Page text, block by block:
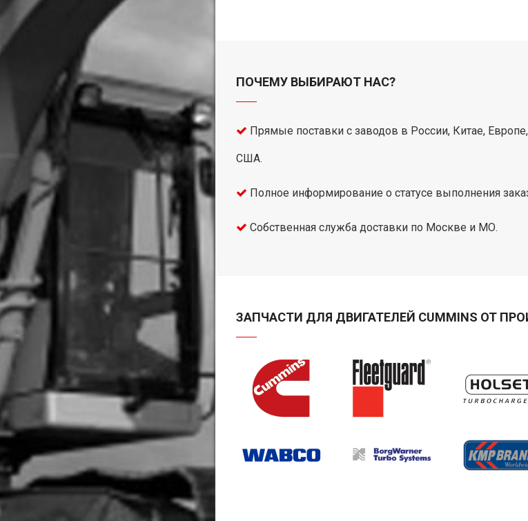
ПОЧЕМУ ВЫБИРАЮТ НАС?
Прямые поставки с заводов в России, Китае, Европе,
США.
Полное информирование о статусе выполнения
Собственная служба доставки по Москве и МО.
ЗАПЧАСТИ ДЛЯ ДВИГАТЕЛЕЙ CUMMINS ОТ